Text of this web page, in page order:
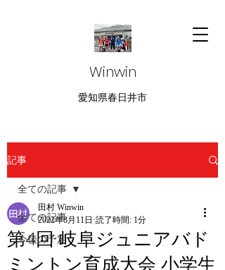
Winwin
愛知県春日井市
記事
全ての記事
今後の予定
全ての記事
第4回 岐阜ジュニアバド
ミントン育成大会 小学生
田村 Winwin
2022年8月11日 読了時間: 1分